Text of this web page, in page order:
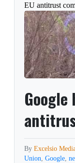
EU antitrust
Google
ByExcelsio
Union,Google,